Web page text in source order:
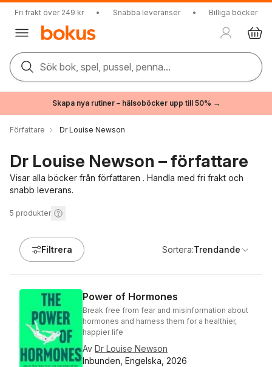
Fri frakt över 249 kr • Snabba leveranser • Billiga böcker
Sök bok, spel, pussel, penna...
Skapa nya rutiner – hälsoböcker upp till 50% →
Författare Dr Louise Newson
Dr Louise Newson – författare
Visar alla böcker från författaren . Handla med fri frakt och
snabb leverans.
5 produkter
Filtrera Sortera:Trendande
Power of Hormones
Break free from fear and misinformation about
hormones and harness them for a healthier,
happier life
Av Dr Louise Newson
Inbunden, Engelska, 2026